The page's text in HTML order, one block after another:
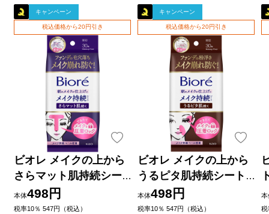
キャンペーン
税込価格から20円引き
ビオレ メイクの上から
さらマット肌持続シー
ト ３０枚 花王
本体498円
税率10％ 547円（税込）
キャンペーン
税込価格から20円引き
ビオレ メイクの上から
うるピタ肌持続シート
３０枚 花王
本体498円
税率10％ 547円（税込）
本
税